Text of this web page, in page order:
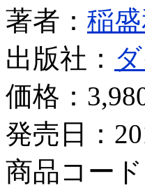
著者： 稲
出版社：
価格：
発売日：
商品コード